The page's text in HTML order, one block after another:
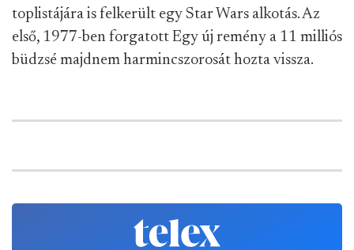
toplistájára is felkerült egy Star Wars alkotás. Az
első, 1977-ben forgatott Egy új remény a 11 milliós
büdzsé majdnem harmincszorosát hozta vissza.